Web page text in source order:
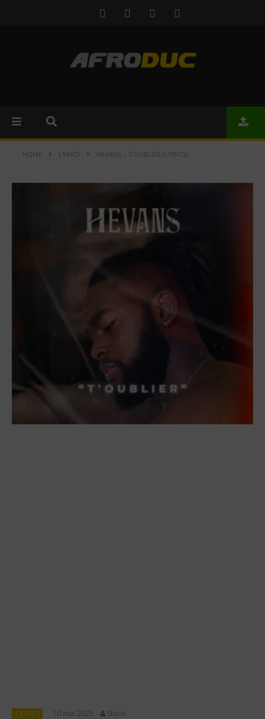
HOME LYRICS HEVANS – T’OUBLIER (LYRICS)
LYRICS 10 mai 2025 Stone